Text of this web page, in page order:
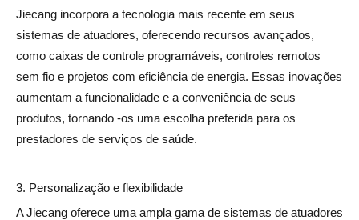
Jiecang incorpora a tecnologia mais recente em seus
sistemas de atuadores, oferecendo recursos avançados,
como caixas de controle programáveis, controles remotos
sem fio e projetos com eficiência de energia. Essas inovações
aumentam a funcionalidade e a conveniência de seus
produtos, tornando -os uma escolha preferida para os
prestadores de serviços de saúde.
3. Personalização e flexibilidade
A Jiecang oferece uma ampla gama de sistemas de atuadores